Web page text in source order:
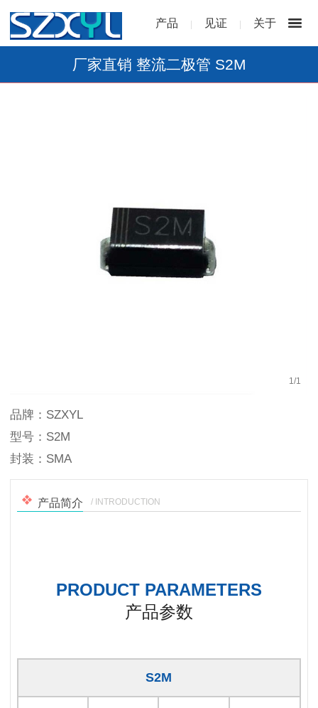
产品 | 见证 | 关于
厂家直销 整流二极管 S2M
1 /1
品牌：SZXYL
型号：S2M
封装：SMA
产品简介 / INTRODUCTION
PRODUCT PARAMETERS
产品参数
S2M